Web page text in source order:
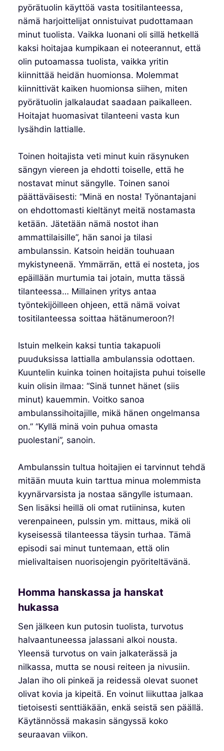
pyörätuolin käyttöä vasta tositilanteessa,
nämä harjoittelijat onnistuivat pudottamaan
minut tuolista. Vaikka luonani oli sillä hetkellä
kaksi hoitajaa kumpikaan ei noteerannut, että
olin putoamassa tuolista, vaikka yritin
kiinnittää heidän huomionsa. Molemmat
kiinnittivät kaiken huomionsa siihen, miten
pyörätuolin jalkalaudat saadaan paikalleen.
Hoitajat huomasivat tilanteeni vasta kun
lysähdin lattialle.
Toinen hoitajista veti minut kuin räsynuken
sängyn viereen ja ehdotti toiselle, että he
nostavat minut sängylle. Toinen sanoi
päättäväisesti: “Minä en nosta! Työnantajani
on ehdottomasti kieltänyt meitä nostamasta
ketään. Jätetään nämä nostot ihan
ammattilaisille”, hän sanoi ja tilasi
ambulanssin. Katsoin heidän touhuaan
mykistyneenä. Ymmärrän, että ei nosteta, jos
epäillään murtumia tai jotain, mutta tässä
tilanteessa… Millainen yritys antaa
työntekijöilleen ohjeen, että nämä voivat
tositilanteessa soittaa hätänumeroon?!
Istuin melkein kaksi tuntia takapuoli
puuduksissa lattialla ambulanssia odottaen.
Kuuntelin kuinka toinen hoitajista puhui toiselle
kuin olisin ilmaa: “Sinä tunnet hänet (siis
minut) kauemmin. Voitko sanoa
ambulanssihoitajille, mikä hänen ongelmansa
on.” “Kyllä minä voin puhua omasta
puolestani”, sanoin.
Ambulanssin tultua hoitajien ei tarvinnut tehdä
mitään muuta kuin tarttua minua molemmista
kyynärvarsista ja nostaa sängylle istumaan.
Sen lisäksi heillä oli omat rutiininsa, kuten
verenpaineen, pulssin ym. mittaus, mikä oli
kyseisessä tilanteessa täysin turhaa. Tämä
episodi sai minut tuntemaan, että olin
mielivaltaisen nuorisojengin pyöriteltävänä.
Homma hanskassa ja hanskat
hukassa
Sen jälkeen kun putosin tuolista, turvotus
halvaantuneessa jalassani alkoi nousta.
Yleensä turvotus on vain jalkaterässä ja
nilkassa, mutta se nousi reiteen ja nivusiin.
Jalan iho oli pinkeä ja reidessä olevat suonet
olivat kovia ja kipeitä. En voinut liikuttaa jalkaa
tietoisesti senttiäkään, enkä seistä sen päällä.
Käytännössä makasin sängyssä koko
seuraavan viikon.